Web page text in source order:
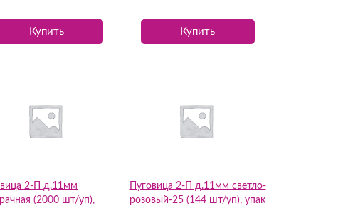
Купить Купить
2-П д.11мм
(2000 шт/уп),
Пуговица 2-П д.11мм светло-
розовый-25 (144 шт/уп), упак